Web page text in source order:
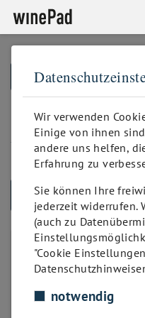
ZURÜCK ZUR
18,5 % vom
Verkaufspreis
PROVISION
18,5 % vom Gesamt-
13,5 % vom Gesamt-
Wir verwenden
Einige von ihnen
andere uns helfen,
Erfahrung zu
Sie können Ihre
jederzeit widerrufen.
(auch zu
"Cookie
notwendig